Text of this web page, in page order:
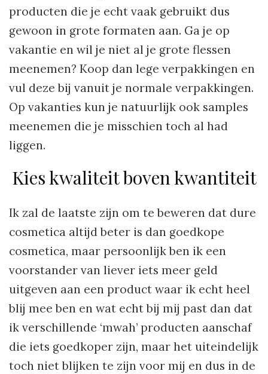
producten die je echt vaak gebruikt dus
gewoon in grote formaten aan. Ga je op
vakantie en wil je niet al je grote flessen
meenemen? Koop dan lege verpakkingen en
vul deze bij vanuit je normale verpakkingen.
Op vakanties kun je natuurlijk ook samples
meenemen die je misschien toch al had
liggen.
Kies kwaliteit boven kwantiteit
Ik zal de laatste zijn om te beweren dat dure
cosmetica altijd beter is dan goedkope
cosmetica, maar persoonlijk ben ik een
voorstander van liever iets meer geld
uitgeven aan een product waar ik echt heel
blij mee ben en wat echt bij mij past dan dat
ik verschillende ‘mwah’ producten aanschaf
die iets goedkoper zijn, maar het uiteindelijk
toch niet blijken te zijn voor mij en dus in de